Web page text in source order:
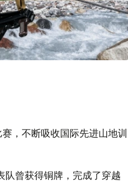
，不断吸收国际先进山地训
队曾获得铜牌，完成了穿越